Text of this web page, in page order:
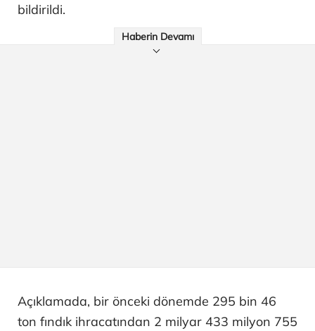
bildirildi.
Haberin Devamı
Açıklamada, bir önceki dönemde 295 bin 46
ton fındık ihracatından 2 milyar 433 milyon 755